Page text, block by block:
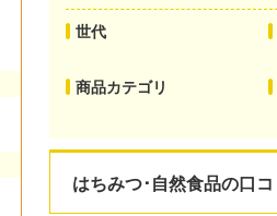
世代
商品カテゴリ
はちみつ･自然食品の口